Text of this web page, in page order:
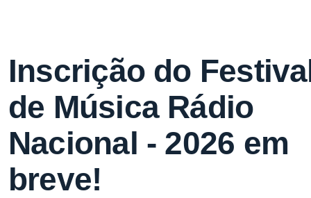
Inscrição do
de Música Rádio
Nacional - 2026 em
breve!